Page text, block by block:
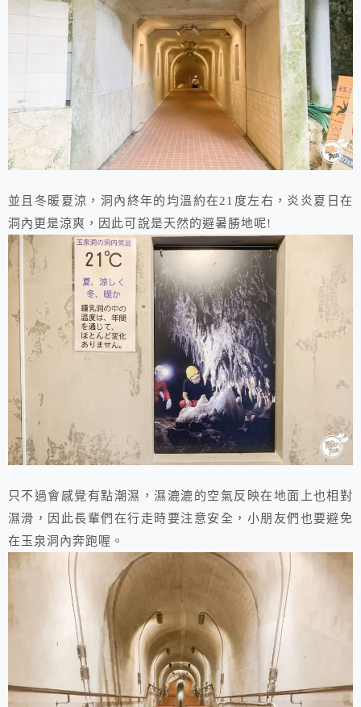
並且冬暖夏涼，洞內終年的均溫約在21度左右，炎炎夏日在
洞內更是涼爽，因此可說是天然的避暑勝地呢!
只不過會感覺有點潮濕，濕漉漉的空氣反映在地面上也相對
濕滑，因此長輩們在行走時要注意安全，小朋友們也要避免
在玉泉洞內奔跑喔。